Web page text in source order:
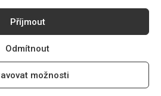
Příjmout
Odmítnout
možnosti
každých šest až osm týdnů
tvar. Dále můžete
a délkou ofiny pro
efektů. Krátké střihy
stylingových přípravků než